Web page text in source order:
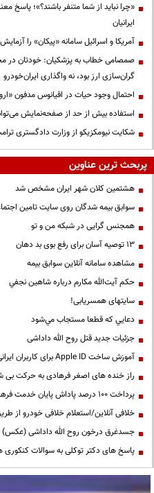
«چرا نباید از شما متنفر باشند؟»؛ پاسخ
ایرانیان
آمریکا و اسرائیل سامانه «پیکان» را
صمصامی خطاب به پزشکیان: خودتان در
گران‌سازی ارز بود، نه واگذاری ایران‌خودرو
احتمال وجود حیات در اقیانوس مدفون
استفاده بیش از حد از صفحه‌نمایش
شکایت نیومکزیکو از وزارت دادگستری
پربحث ترین عناوین
هشتمین کلان شهر ایران مشخص شد
سوابق بیمه شدگان روی سایت تامین
همجنس گرایی در شبکه من و تو
13 توصیه آسان برای رفع بوی بد دهان
مشاهده سامانه آنلاين سوابق بیمه
حكم آيت‌الله مكارم درباره شاهين نجفي
سایتهای همسریابی!
دعايي كه قطعا مستجاب مي‌شود
جزئیات جدید قتل روح الله داداشی
آموزش ساخت Apple ID برای کاربران ایرانی
راز خنده های اصغر فرهادی به حرکت بی
پرداخت ۱۰۰ درصد پاداش پایان خدمت فرهنگیان
خلافی آنلاین/استعلام خلافی خودرو از
جسدغرق درخون روح الله داداشی (عکس)
پاسخ های دکتر توکلی به سوالات کنکوری